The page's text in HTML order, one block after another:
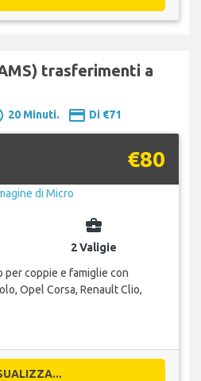
trasferimenti a
20 Minuti. payment Di €71
€80
business_center
2 Valigie
per coppie e famiglie con
Opel Corsa, Renault Clio,